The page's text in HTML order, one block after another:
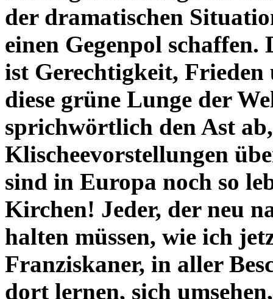
der dramatischen
einen Gegenpol
ist Gerechtigkeit,
diese grüne Lunge der
sprichwörtlich den Ast
Klischeevorstellungen
sind in Europa noch so
Kirchen! Jeder, der neu
halten müssen, wie ich
Franziskaner, in aller
dort lernen, sich